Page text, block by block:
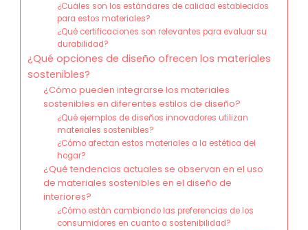
¿Cuáles son los estándares de calidad establecidos
para estos materiales?
¿Qué certificaciones son relevantes para evaluar su
durabilidad?
¿Qué opciones de diseño ofrecen los materiales
sostenibles?
¿Cómo pueden integrarse los materiales
sostenibles en diferentes estilos de diseño?
¿Qué ejemplos de diseños innovadores utilizan
materiales sostenibles?
¿Cómo afectan estos materiales a la estética del
hogar?
¿Qué tendencias actuales se observan en el uso
de materiales sostenibles en el diseño de
interiores?
¿Cómo están cambiando las preferencias de los
consumidores en cuanto a sostenibilidad?